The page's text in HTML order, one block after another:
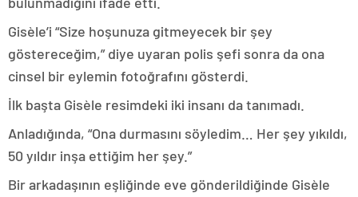
Gisèle’i “Size hoşunuza gitmeyecek bir şey
göstereceğim,” diye uyaran polis şefi sonra da ona
cinsel bir eylemin fotoğrafını gösterdi.
İlk başta Gisèle resimdeki iki insanı da tanımadı.
Anladığında, “Ona durmasını söyledim… Her şey yıkıldı,
50 yıldır inşa ettiğim her şey.”
Bir arkadaşının eşliğinde eve gönderildiğinde Gisèle